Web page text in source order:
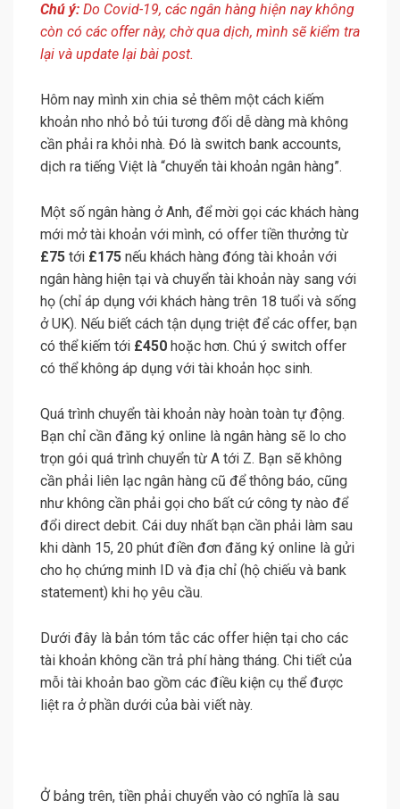
Chú ý: Do Covid-19, các ngân hàng hiện nay không
còn có các offer này, chờ qua dịch, mình sẽ kiểm tra
lại và update lại bài post.
Hôm nay mình xin chia sẻ thêm một cách kiếm
khoản nho nhỏ bỏ túi tương đối dễ dàng mà không
cần phải ra khỏi nhà. Đó là switch bank accounts,
dịch ra tiếng Việt là “chuyển tài khoản ngân hàng”.
Một số ngân hàng ở Anh, để mời gọi các khách hàng
mới mở tài khoản với mình, có offer tiền thưởng từ
£75 tới £175 nếu khách hàng đóng tài khoản với
ngân hàng hiện tại và chuyển tài khoản này sang với
họ (chỉ áp dụng với khách hàng trên 18 tuổi và sống
ở UK). Nếu biết cách tận dụng triệt để các offer, bạn
có thể kiếm tới £450 hoặc hơn. Chú ý switch offer
có thể không áp dụng với tài khoản học sinh.
Quá trình chuyển tài khoản này hoàn toàn tự động.
Bạn chỉ cần đăng ký online là ngân hàng sẽ lo cho
trọn gói quá trình chuyển từ A tới Z. Bạn sẽ không
cần phải liên lạc ngân hàng cũ để thông báo, cũng
như không cần phải gọi cho bất cứ công ty nào để
đổi direct debit. Cái duy nhất bạn cần phải làm sau
khi dành 15, 20 phút điền đơn đăng ký online là gửi
cho họ chứng minh ID và địa chỉ (hộ chiếu và bank
statement) khi họ yêu cầu.
Dưới đây là bản tóm tắc các offer hiện tại cho các
tài khoản không cần trả phí hàng tháng. Chi tiết của
mỗi tài khoản bao gồm các điều kiện cụ thể được
liệt ra ở phần dưới của bài viết này.
Ở bảng trên, tiền phải chuyển vào có nghĩa là sau